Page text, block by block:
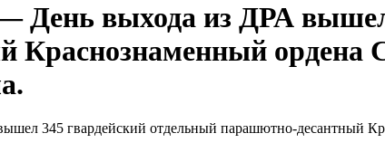
— День выхода из ДРА
Краснознаменный ордена
345 гвардейский отдельный парашютно-десантный